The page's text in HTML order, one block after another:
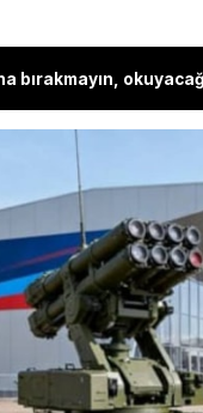
bırakmayın,
Rusya kritik
adlı yeni paletli
dikkatleri üzerine
robottan ayda bin